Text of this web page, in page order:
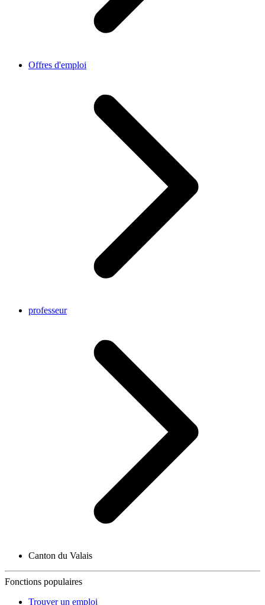
Offres d'emploi
professeur
Canton du Valais
Fonctions populaires
Trouver un emploi